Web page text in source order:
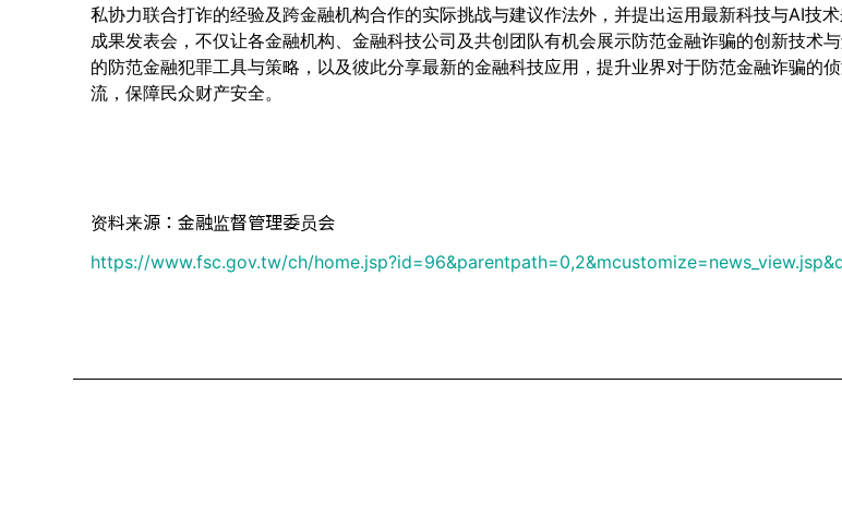
私协力联合打诈的经验及跨金融机构合作的实际挑战与建议作法外，并提出运用最新科技与AI技
成果发表会，不仅让各金融机构、金融科技公司及共创团队有机会展示防范金融诈骗的创新技术
的防范金融犯罪工具与策略，以及彼此分享最新的金融科技应用，提升业界对于防范金融诈骗的
流，保障民众财产安全。
资料来源：金融监督管理委员会
https://www.fsc.gov.tw/ch/